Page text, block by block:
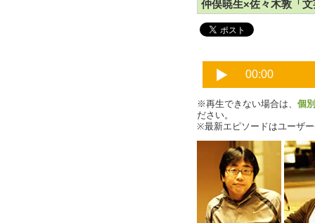
仲俣暁生×佐々木敦「
※再生できない場合は、 個
ださい。
※最新エピソードはユーザ